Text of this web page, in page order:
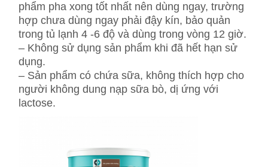
phẩm pha xong tốt nhất nên dùng ngay, trường
hợp chưa dùng ngay phải đậy kín, bảo quản
trong tủ lạnh 4 -6 độ và dùng trong vòng 12 giờ.
– Không sử dụng sản phẩm khi đã hết hạn sử
dụng.
– Sản phẩm có chứa sữa, không thích hợp cho
người không dung nạp sữa bò, dị ứng với
lactose.